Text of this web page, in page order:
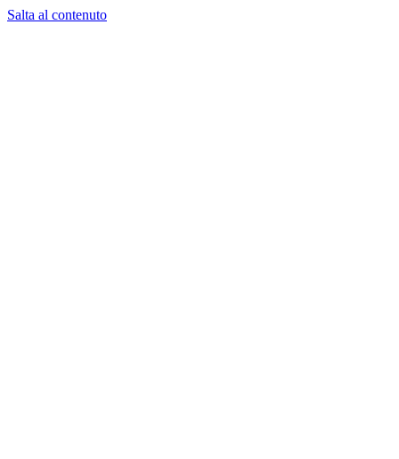
Salta al contenuto